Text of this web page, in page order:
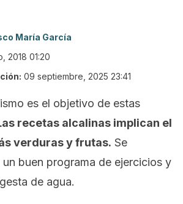
María García
2018 01:20
09 septiembre, 2025 23:41
es el objetivo de estas
recetas alcalinas implican el
verduras y frutas. Se
buen programa de ejercicios y
de agua.